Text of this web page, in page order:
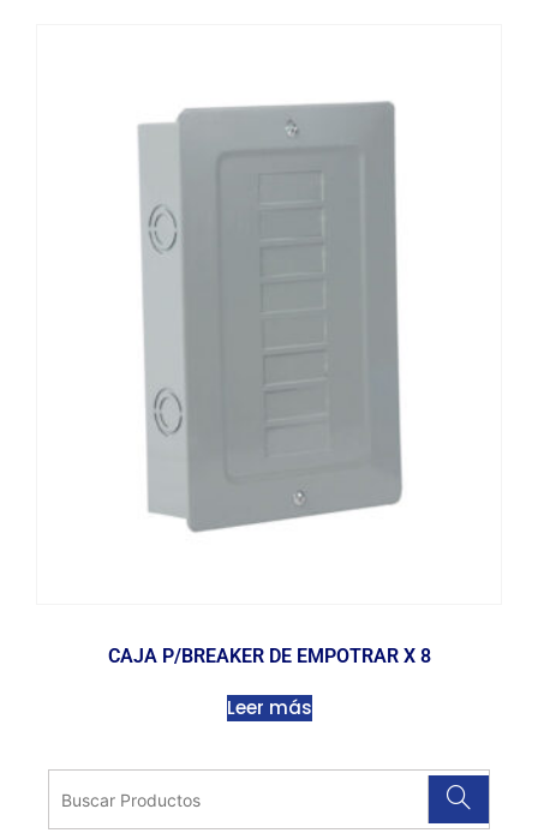
CAJA P/BREAKER DE EMPOTRAR X 8
Leer más